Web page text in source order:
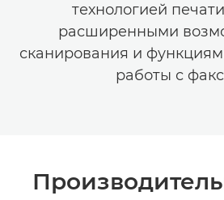
технологией
расширенными
сканирования и
работы с